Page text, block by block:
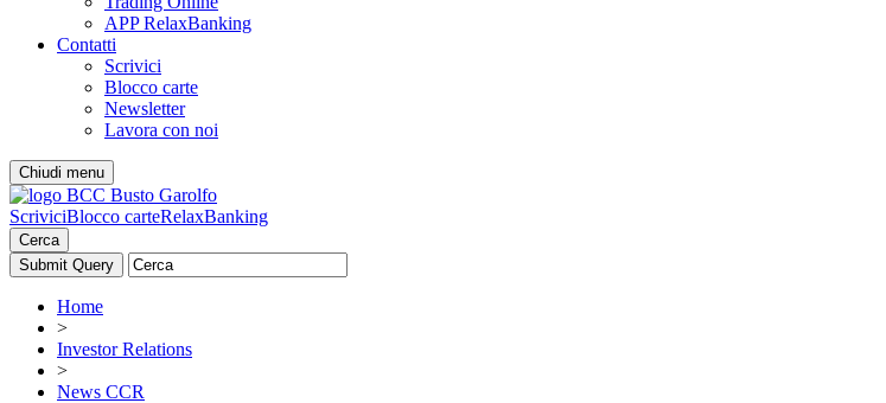
APP RelaxBanking
Contatti
Scrivici
Blocco carte
Newsletter
Lavora con noi
Chiudi menu
ScriviciBlocco carteRelaxBanking
Cerca
Home
>
Investor Relations
>
News CCR